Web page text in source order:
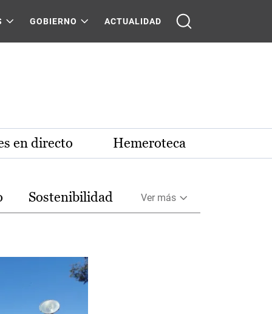
GOBIERNO ACTUALIDAD
en directo Hemeroteca
Sostenibilidad Ver más